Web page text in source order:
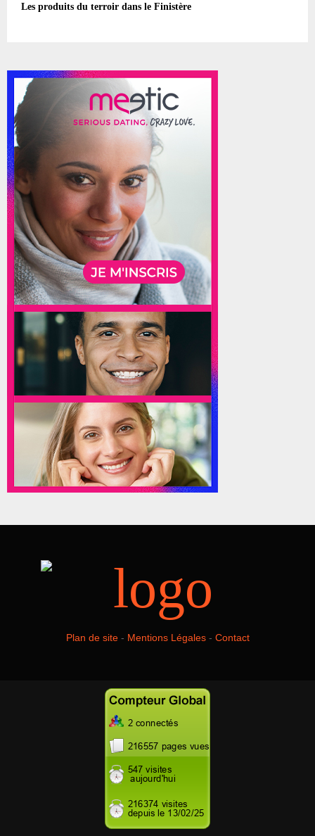
Les produits du terroir dans le Finistère
Plan de site- Mentions Légales- Contact